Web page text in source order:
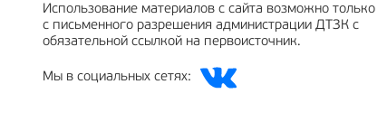
Использование материалов с сайта возможно только
с письменного разрешения администрации ДТЗК с
обязательной ссылкой на первоисточник.
Мы в социальных сетях: